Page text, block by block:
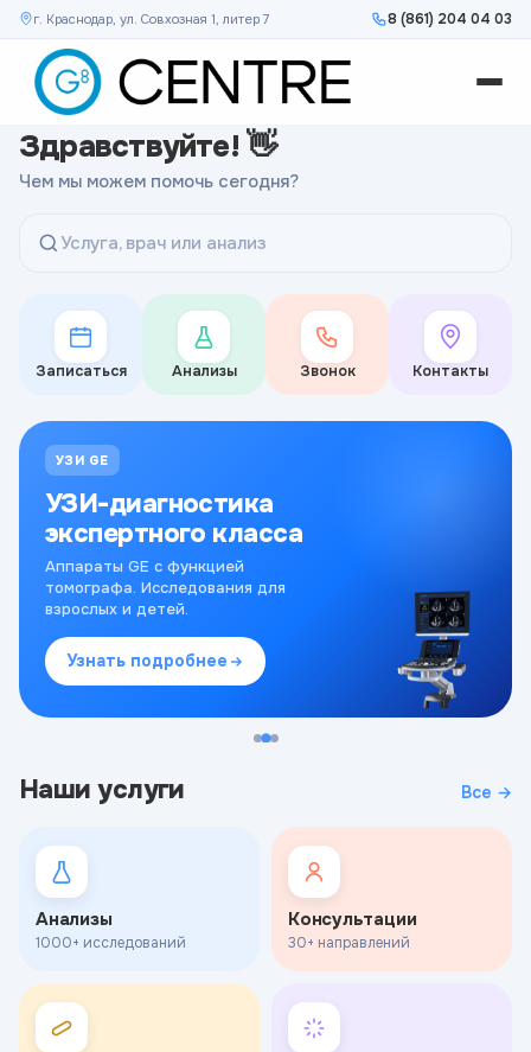
г. Краснодар, ул. Совхозная 1, литер 7 8 (861) 204 04 03
Здравствуйте! 👋
Чем мы можем помочь сегодня?
Услуга, врач или анализ
Записаться Анализы Звонок Контакты
УЗИ GE
УЗИ-диагностика
экспертного класса
Аппараты GE с функцией
томографа. Исследования для
взрослых и детей.
Узнать подробнее
Наши услуги Все →
Анализы
1000+ исследований
Консультации
30+ направлений